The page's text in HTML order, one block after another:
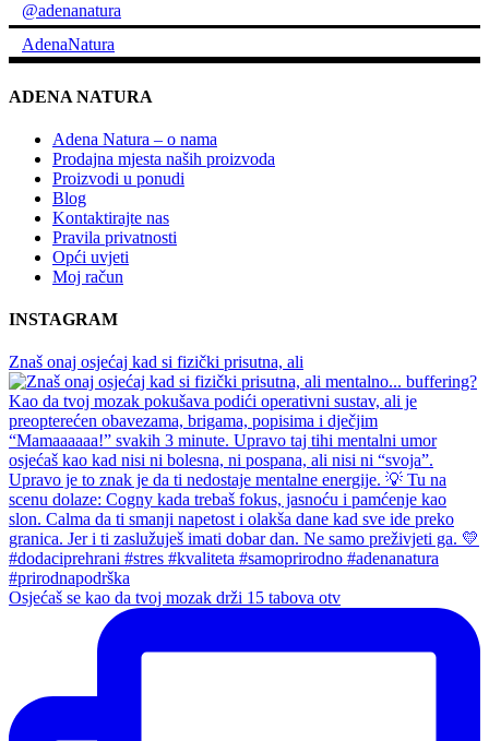
@adenanatura
AdenaNatura
ADENA NATURA
Adena Natura – o nama
Prodajna mjesta naših proizvoda
Proizvodi u ponudi
Blog
Kontaktirajte nas
Pravila privatnosti
Opći uvjeti
Moj račun
INSTAGRAM
Znaš onaj osjećaj kad si fizički prisutna, ali
Osjećaš se kao da tvoj mozak drži 15 tabova otv